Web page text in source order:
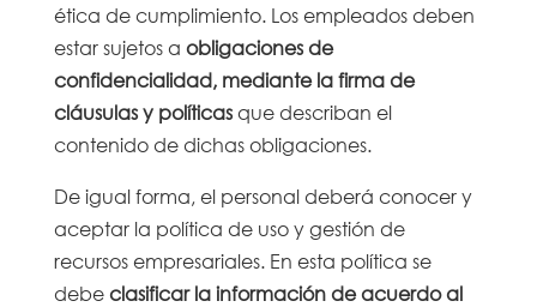
ética de cumplimiento. Los empleados deben
estar sujetos a obligaciones de
confidencialidad, mediante la firma de
cláusulas y políticasque describan el
contenido de dichas obligaciones.
De igual forma, el personal deberá conocer y
aceptar la política de uso y gestión de
recursos empresariales. En esta política se
debeclasificar la información de acuerdo al